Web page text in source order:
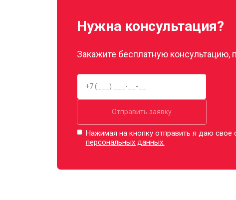
Нужна консультация?
Закажите бесплатную консультацию,
Отправить заявку
Нажимая на кнопку отправить я даю свое
персональных данных.